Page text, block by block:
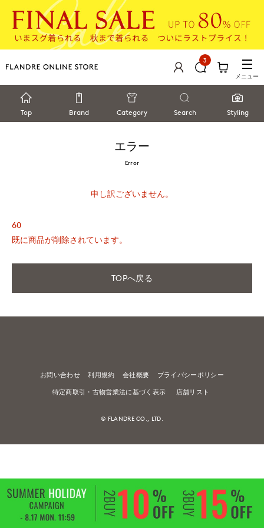
3
メニュー
Top Brand Category Search Styling
エラー
Error
申し訳ございません。
60
既に商品が削除されています。
TOPへ戻る
お問い合わせ 利用規約 会社概要 プライバシーポリシー
特定商取引・古物営業法に基づく表示 店舗リスト
© FLANDRE CO., LTD.